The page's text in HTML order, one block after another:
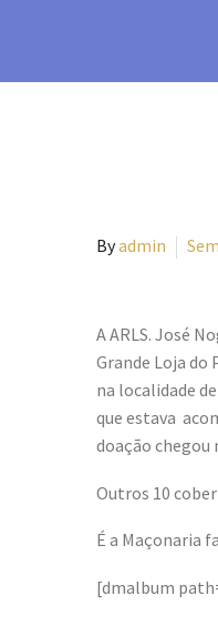
Byadmin
A ARLS. José
Grande Loja do
na localidade
que estava
doação
Outros 10
É a Maçonaria
[dmalbum